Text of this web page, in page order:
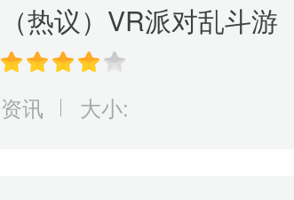
（热议）VR派对乱斗游
戏《永恒对决》将于6/7
正式在Oculus Quest2、
PICO4和SteamVR登场
资讯 大小: